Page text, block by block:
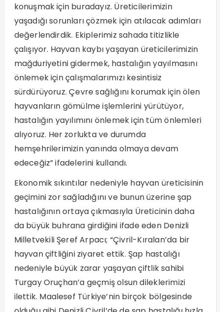
konuşmak için buradayız. Üreticilerimizin
yaşadığı sorunları çözmek için atılacak adımları
değerlendirdik. Ekiplerimiz sahada titizlikle
çalışıyor. Hayvan kaybı yaşayan üreticilerimizin
mağduriyetini gidermek, hastalığın yayılmasını
önlemek için çalışmalarımızı kesintisiz
sürdürüyoruz. Çevre sağlığını korumak için ölen
hayvanların gömülme işlemlerini yürütüyor,
hastalığın yayılımını önlemek için tüm önlemleri
alıyoruz. Her zorlukta ve durumda
hemşehrilerimizin yanında olmaya devam
edeceğiz” ifadelerini kullandı.
Ekonomik sıkıntılar nedeniyle hayvan üreticisinin
geçimini zor sağladığını ve bunun üzerine şap
hastalığının ortaya çıkmasıyla Üreticinin daha
da büyük buhrana girdiğini ifade eden Denizli
Milletvekili Şeref Arpacı; “Çivril-Kıralan’da bir
hayvan çiftliğini ziyaret ettik. Şap hastalığı
nedeniyle büyük zarar yaşayan çiftlik sahibi
Turgay Oruçhan’a geçmiş olsun dileklerimizi
ilettik. Maalesef Türkiye’nin birçok bölgesinde